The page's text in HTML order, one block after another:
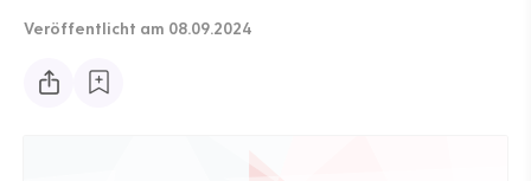
Veröffentlicht am 08.09.2024